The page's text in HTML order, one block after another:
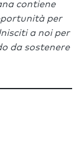
contiene
per
a noi per
da sostenere